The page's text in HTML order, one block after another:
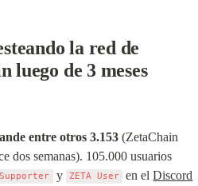
la red de
luego de 3 meses
entre otros 3.153 (ZetaChain
dos semanas). 105.000 usuarios
Supporter y ZETA User en el Discord